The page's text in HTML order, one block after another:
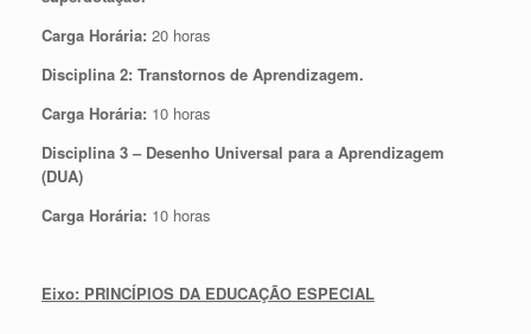
Carga Horária: 20 horas
Disciplina 2: Transtornos de Aprendizagem.
Carga Horária: 10 horas
Disciplina 3 – Desenho Universal para a Aprendizagem
(DUA)
Carga Horária: 10 horas
Eixo: PRINCÍPIOS DA EDUCAÇÃO ESPECIAL